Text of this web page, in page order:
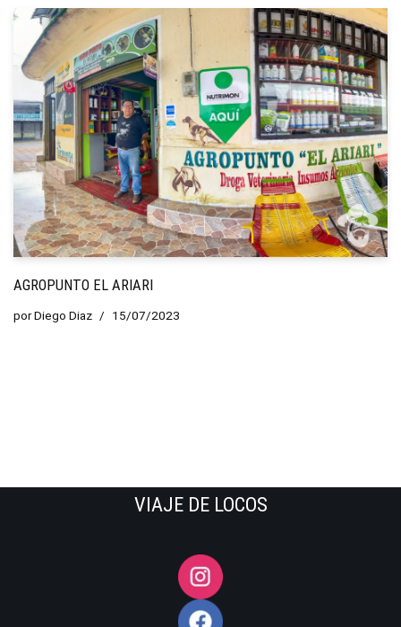
AGROPUNTO EL ARIARI
porDiego Diaz 15/07/2023
VIAJE DE LOCOS